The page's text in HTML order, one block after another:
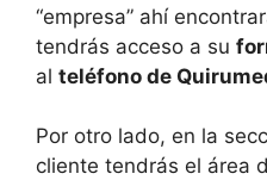
“empresa” ahí
tendrás acceso a su
al teléfono de
Por otro lado, en la
cliente tendrás el área